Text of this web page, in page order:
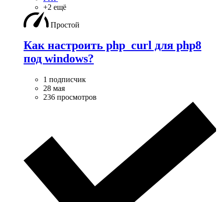
+2 ещё
Простой
Как настроить php_curl для php8
под windows?
1 подписчик
28 мая
236 просмотров